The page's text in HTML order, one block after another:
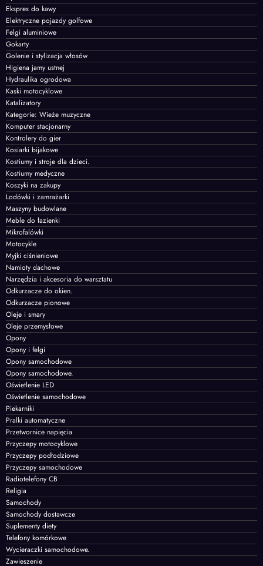
Ekspres do kawy
Elektryczne pojazdy golfowe
Felgi aluminiowe
Gokarty
Golenie i stylizacja włosów
Higiena jamy ustnej
Hydraulika ogrodowa
Kaski motocyklowe
Katalizatory
Kategorie: Wieże muzyczne
Komputer stacjonarny
Kontrolery do gier
Kosiarki bijakowe
Kostiumy i stroje dla dzieci.
Kostiumy medyczne
Koszyki na zakupy
Lodówki i zamrażarki
Maszyny budowlane
Meble do łazienki
Mikrofalówki
Motocykle
Myjki ciśnieniowe
Namioty dachowe
Narzędzia i akcesoria do warsztatu
Odkurzacze do okien.
Odkurzacze pionowe
Oleje i smary
Oleje przemysłowe
Opony
Opony i felgi
Opony samochodowe
Opony samochodowe.
Oświetlenie LED
Oświetlenie samochodowe
Piekarniki
Pralki automatyczne
Przetwornice napięcia
Przyczepy motocyklowe
Przyczepy podłodziowe
Przyczepy samochodowe
Radiotelefony CB
Religia
Samochody
Samochody dostawcze
Suplementy diety
Telefony komórkowe
Wycieraczki samochodowe.
Zawieszenie